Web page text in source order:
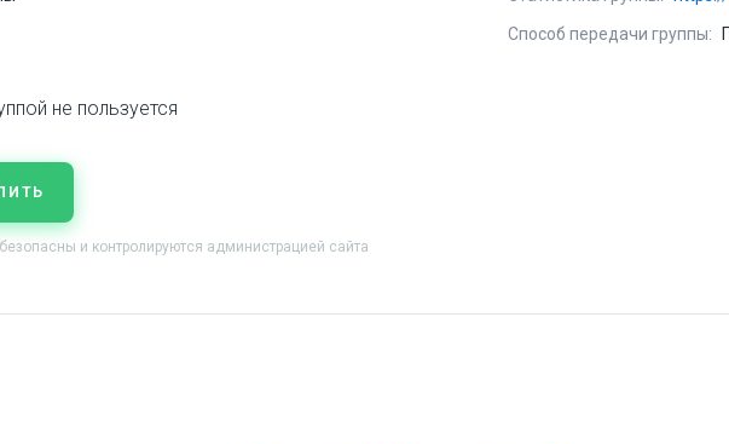
Способ передачи группы:
не пользуется
и контролируются администрацией сайта